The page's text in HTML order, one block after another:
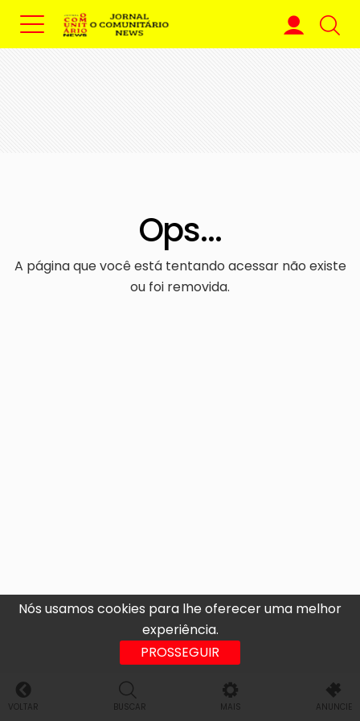
Nós usamos cookies para lhe oferecer uma melhor
experiência.
PROSSEGUIR
Ops...
A página que você está tentando acessar não existe
ou foi removida.
VOLTAR BUSCAR MAIS ANUNCIE